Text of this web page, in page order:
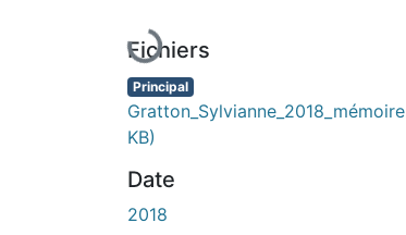
En cours de chargement...
Fichiers
Principal
KB)
Date
2018